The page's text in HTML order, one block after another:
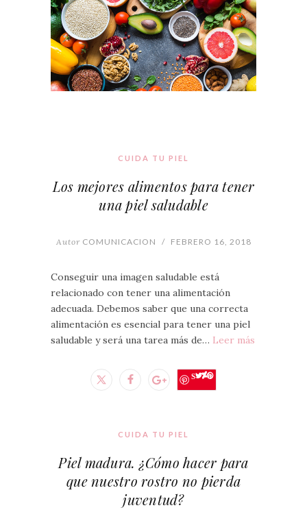
CUIDA TU PIEL
Los mejores alimentos para tener
una piel saludable
AutorCOMUNICACION / FEBRERO 16, 2018
Conseguir una imagen saludable está
relacionado con tener una alimentación
adecuada. Debemos saber que una correcta
alimentación es esencial para tener una piel
saludable y será una tarea más de… Leer más
Save
CUIDA TU PIEL
Piel madura. ¿Cómo hacer para
que nuestro rostro no pierda
juventud?